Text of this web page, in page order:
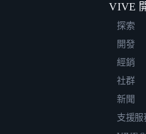
VIVE
探索
開發
經銷
社群
新聞
支援服